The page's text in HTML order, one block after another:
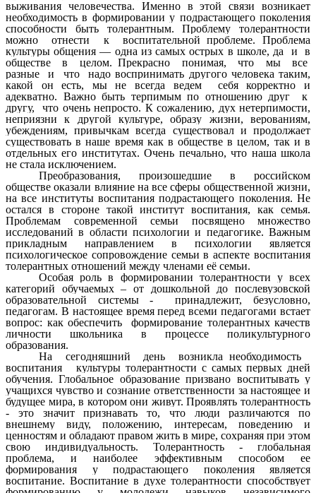
выживания человечества. Именно в этой связи возникает
необходимость в формировании у подрастающего поколения
способности быть толерантным. Проблему толерантности
можно отнести к воспитательной проблеме. Проблема
культуры общения — одна из самых острых в школе, да и в
обществе в целом. Прекрасно понимая, что мы все
разные и что надо воспринимать другого человека таким,
какой он есть, мы не всегда ведем себя корректно и
адекватно. Важно быть терпимым по отношению друг к
другу, что очень непросто. К сожалению, дух нетерпимости,
неприязни к другой культуре, образу жизни, верованиям,
убеждениям, привычкам всегда существовал и продолжает
существовать в наше время как в обществе в целом, так и в
отдельных его институтах. Очень печально, что наша школа
не стала исключением.
Преобразования, произошедшие в российском
обществе оказали влияние на все сферы общественной жизни,
на все институты воспитания подрастающего поколения. Не
остался в стороне такой институт воспитания, как семья.
Проблемам современной семьи посвящено множество
исследований в области психологии и педагогике. Важным
прикладным направлением в психологии является
психологическое сопровождение семьи в аспекте воспитания
толерантных отношений между членами её семьи.
Особая роль в формировании толерантности у всех
категорий обучаемых – от дошкольной до послевузовской
образовательной системы - принадлежит, безусловно,
педагогам. В настоящее время перед всеми педагогами встает
вопрос: как обеспечить формирование толерантных качеств
личности школьника в процессе поликультурного
образования.
На сегодняшний день возникла необходимость
воспитания культуры толерантности с самых первых дней
обучения. Глобальное образование призвано воспитывать у
учащихся чувство и сознание ответственности за настоящее и
будущее мира, в котором они живут. Проявлять толерантность
- это значит признавать то, что люди различаются по
внешнему виду, положению, интересам, поведению и
ценностям и обладают правом жить в мире, сохраняя при этом
свою индивидуальность. Толерантность - глобальная
проблема, и наиболее эффективным способом ее
формирования у подрастающего поколения является
воспитание. Воспитание в духе толерантности способствует